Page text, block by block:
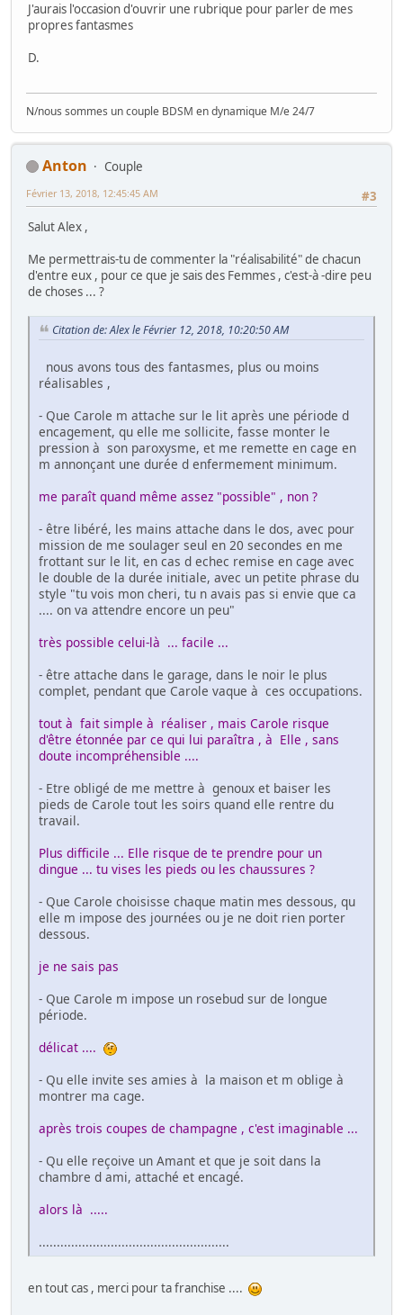
J'aurais l'occasion d'ouvrir une rubrique pour parler de mes
propres fantasmes
D.
N/nous sommes un couple BDSM en dynamique M/e 24/7
Anton
Couple
#3
Février 13, 2018, 12:45:45 AM
Salut Alex ,
Me permettrais-tu de commenter la "réalisabilité" de chacun
d'entre eux , pour ce que je sais des Femmes , c'est-à -dire peu
de choses ... ?
Citation de: Alex le Février 12, 2018, 10:20:50 AM
nous avons tous des fantasmes, plus ou moins
réalisables ,
- Que Carole m attache sur le lit après une période d
encagement, qu elle me sollicite, fasse monter le
pression à son paroxysme, et me remette en cage en
m annonçant une durée d enfermement minimum.
me paraît quand même assez "possible" , non ?
- être libéré, les mains attache dans le dos, avec pour
mission de me soulager seul en 20 secondes en me
frottant sur le lit, en cas d echec remise en cage avec
le double de la durée initiale, avec un petite phrase du
style "tu vois mon cheri, tu n avais pas si envie que ca
.... on va attendre encore un peu"
très possible celui-là ... facile ...
- être attache dans le garage, dans le noir le plus
complet, pendant que Carole vaque à ces occupations.
tout à fait simple à réaliser , mais Carole risque
d'être étonnée par ce qui lui paraîtra , à Elle , sans
doute incompréhensible ....
- Etre obligé de me mettre à genoux et baiser les
pieds de Carole tout les soirs quand elle rentre du
travail.
Plus difficile ... Elle risque de te prendre pour un
dingue ... tu vises les pieds ou les chaussures ?
- Que Carole choisisse chaque matin mes dessous, qu
elle m impose des journées ou je ne doit rien porter
dessous.
je ne sais pas
- Que Carole m impose un rosebud sur de longue
période.
délicat ....
- Qu elle invite ses amies à la maison et m oblige à
montrer ma cage.
après trois coupes de champagne , c'est imaginable ...
- Qu elle reçoive un Amant et que je soit dans la
chambre d ami, attaché et encagé.
alors là .....
.....................................................
en tout cas , merci pour ta franchise ....